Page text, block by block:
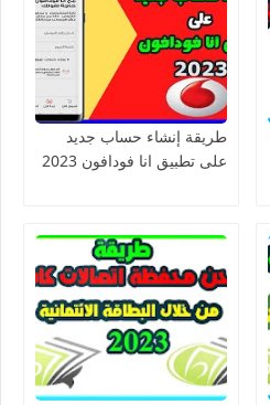
طريقة إنشاء حساب جديد
على تطبيق انا فودافون 2023